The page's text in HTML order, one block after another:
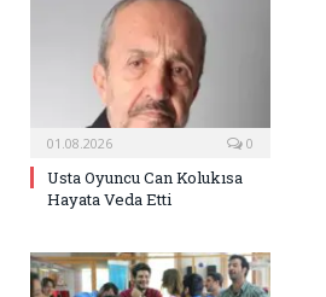
01.08.2026 0
Usta Oyuncu Can Kolukısa
Hayata Veda Etti